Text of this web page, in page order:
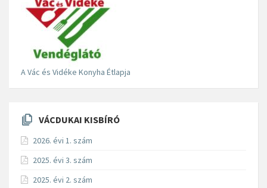
A Vác és Vidéke Konyha Étlapja
VÁCDUKAI KISBÍRÓ
2026. évi 1. szám
2025. évi 3. szám
2025. évi 2. szám